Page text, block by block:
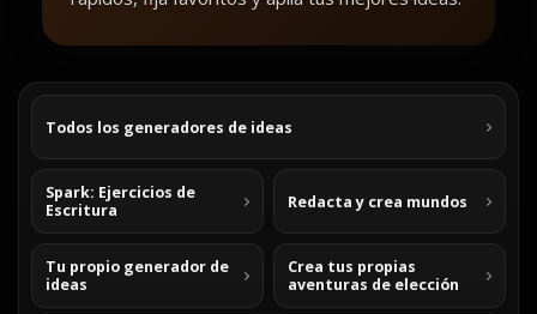
Todos los generadores de ideas
Spark: Ejercicios de
Escritura
Redacta y crea mundos
Tu propio generador de
ideas
Crea tus propias
aventuras de elección